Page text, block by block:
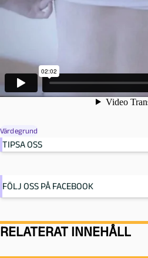
Värdegrund
TIPSA OSS
FÖLJ OSS PÅ FACEBOOK
RELATERAT INNEHÅLL